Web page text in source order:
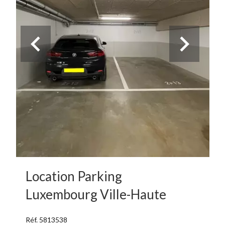
Location Parking
Luxembourg Ville-Haute
Réf. 5813538